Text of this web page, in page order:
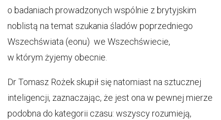
o badaniach prowadzonych wspólnie z brytyjskim
noblistą na temat szukania śladów poprzedniego
Wszechświata (eonu) we Wszechświecie,
w którym żyjemy obecnie.
Dr Tomasz Rożek skupił się natomiast na sztucznej
inteligencji, zaznaczając, że jest ona w pewnej mierze
podobna do kategorii czasu: wszyscy rozumieją,